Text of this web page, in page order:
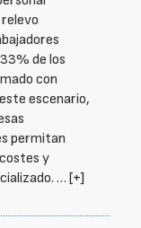
de los
con
escenario,
permitan
y
… [+]